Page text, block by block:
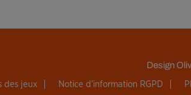
Design
des jeux Notice d’information RGPD